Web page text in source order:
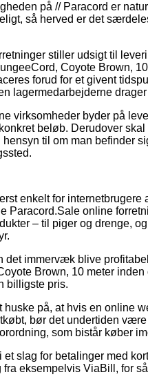
på // Paracord er
så herved er det
stiller udsigt til
Coyote Brown,
forud for et givent
lagermedarbejderne
virksomheder byder på
beløb. Derudover
til om man befinder
enkelt for
Paracord.Sale online
– til piger og drenge,
det immervæk blive
Brown, 10 meter
billigste pris.
huske på, at hvis en online
bør det undertiden
som bistår køber
et slag for betalinger med
eksempelvis ViaBill, for